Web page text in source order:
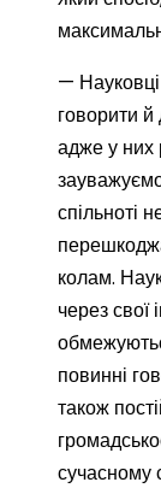
—
говорити й
адже у них
спільноті
колам.
через свої
повинні
також
сучасному